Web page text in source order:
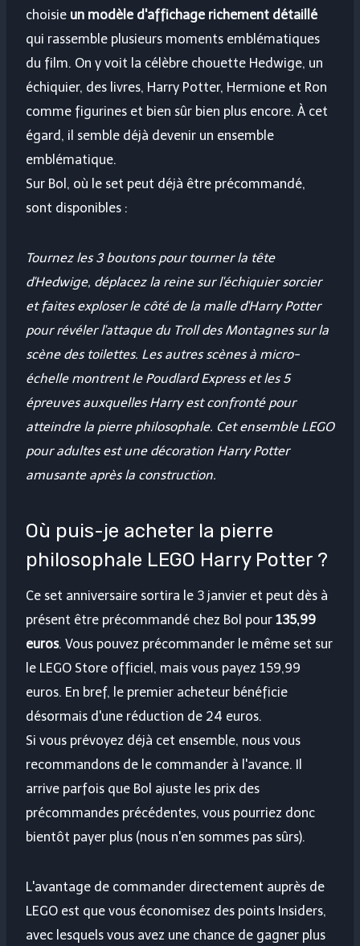
choisie un modèle d'affichage richement détaillé
qui rassemble plusieurs moments emblématiques
du film. On y voit la célèbre chouette Hedwige, un
échiquier, des livres, Harry Potter, Hermione et Ron
comme figurines et bien sûr bien plus encore. À cet
égard, il semble déjà devenir un ensemble
emblématique.
Sur Bol, où le set peut déjà être précommandé,
sont disponibles :
Tournez les 3 boutons pour tourner la tête
d'Hedwige, déplacez la reine sur l'échiquier sorcier
et faites exploser le côté de la malle d'Harry Potter
pour révéler l'attaque du Troll des Montagnes sur la
scène des toilettes. Les autres scènes à micro-
échelle montrent le Poudlard Express et les 5
épreuves auxquelles Harry est confronté pour
atteindre la pierre philosophale. Cet ensemble LEGO
pour adultes est une décoration Harry Potter
amusante après la construction.
Où puis-je acheter la pierre
philosophale LEGO Harry Potter ?
Ce set anniversaire sortira le 3 janvier et peut dès à
présent être précommandé chez Bol pour 135,99
euros. Vous pouvez précommander le même set sur
le LEGO Store officiel, mais vous payez 159,99
euros. En bref, le premier acheteur bénéficie
désormais d'une réduction de 24 euros.
Si vous prévoyez déjà cet ensemble, nous vous
recommandons de le commander à l'avance. Il
arrive parfois que Bol ajuste les prix des
précommandes précédentes, vous pourriez donc
bientôt payer plus (nous n'en sommes pas sûrs).
L'avantage de commander directement auprès de
LEGO est que vous économisez des points Insiders,
avec lesquels vous avez une chance de gagner plus